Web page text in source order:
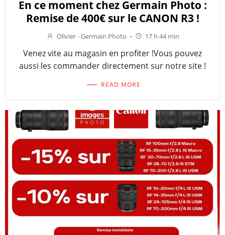
En ce moment chez Germain Photo :
Remise de 400€ sur le CANON R3 !
Olivier - Germain Photo - 17 h 44 min
Venez vite au magasin en profiter !Vous pouvez
aussi les commander directement sur notre site !
READ MORE